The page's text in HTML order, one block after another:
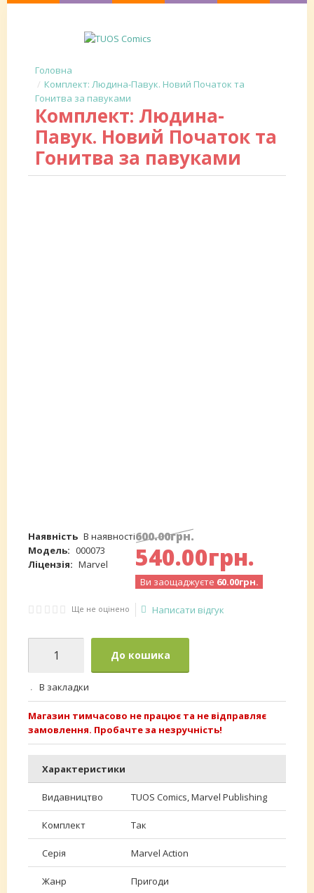
Комплект: Людина-Павук. Новий Початок та
Гонитва за павуками
Комплект: Людина-
Павук. Новий Початок та
Гонитва за павуками
Наявність В наявності
Модель: 000073
Ліцензія: Marvel
600.00грн.
540.00грн.
Ви заощаджуєте 60.00грн.
Ще не оцінено Написати відгук
До кошика
В закладки
Магазин тимчасово не працює та не відправляє
замовлення. Пробачте за незручність!
Характеристики
Видавництво TUOS Comics, Marvel Publishing
Комплект Так
Серія Marvel Action
Жанр Пригоди